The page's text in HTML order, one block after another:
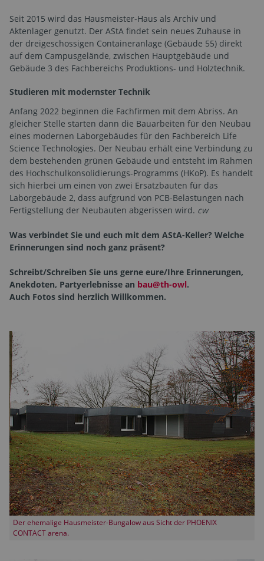
Seit 2015 wird das Hausmeister-Haus als Archiv und
Aktenlager genutzt. Der AStA findet sein neues Zuhause in
der dreigeschossigen Containeranlage (Gebäude 55) direkt
auf dem Campusgelände, zwischen Hauptgebäude und
Gebäude 3 des Fachbereichs Produktions- und Holztechnik.
Studieren mit modernster Technik
Anfang 2022 beginnen die Fachfirmen mit dem Abriss. An
gleicher Stelle starten dann die Bauarbeiten für den Neubau
eines modernen Laborgebäudes für den Fachbereich Life
Science Technologies. Der Neubau erhält eine Verbindung zu
dem bestehenden grünen Gebäude und entsteht im Rahmen
des Hochschulkonsolidierungs-Programms (HKoP). Es handelt
sich hierbei um einen von zwei Ersatzbauten für das
Laborgebäude 2, dass aufgrund von PCB-Belastungen nach
Fertigstellung der Neubauten abgerissen wird. cw
Was verbindet Sie und euch mit dem AStA-Keller? Welche
Erinnerungen sind noch ganz präsent?
Schreibt/Schreiben Sie uns gerne eure/Ihre Erinnerungen,
Anekdoten, Partyerlebnisse an bau@th-owl.
Auch Fotos sind herzlich Willkommen.
Der ehemalige Hausmeister-Bungalow aus Sicht der PHOENIX
CONTACT arena.